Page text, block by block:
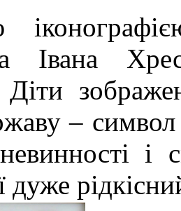
Івана
Діти
– символ
і
дуже